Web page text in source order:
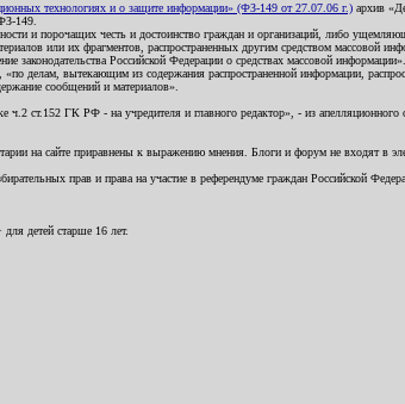
технологиях и о защите информации» (ФЗ-149 от 27.07.06 г.) архив
149.
и порочащих честь и достоинство граждан и организаций, либо
или их фрагментов, распространенных другим средством массовой
законодательства Российской Федерации о средствах массовой информации».
делам, вытекающим из содержания распространенной информации,
сообщений и материалов».
ст.152 ГК РФ - на учредителя и главного редактор», - из апелляционного
на сайте приравнены к выражению мнения. Блоги и форум не входят в
прав и права на участие в референдуме граждан Российской
детей старше 16 лет.